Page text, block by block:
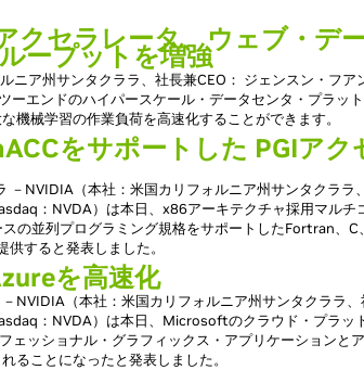
クセラレータ、ウェブ・デ
ープットを増強
ア州サンタクララ、社長兼CEO： ジェンスン・フア
エンドのハイパースケール・データセンタ・プラッ
機械学習の作業負荷を高速化することができます。
をサポートした PGIアク
NVIDIA（本社：米国カリフォルニア州サンタクララ
：NVDA）は本日、x86アーキテクチャ採用マルチ
の並列プログラミング規格をサポートしたFortran、C
すると発表しました。
を高速化
NVIDIA（本社：米国カリフォルニア州サンタクララ
：NVDA）は本日、Microsoftのクラウド・プラッ
ッショナル・グラフィックス・アプリケーションと
ることになったと発表しました。